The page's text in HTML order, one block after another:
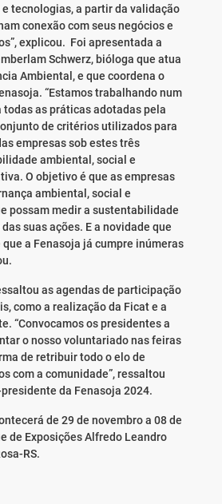
tecnologias, a partir da validação
conexão com seus negócios e
explicou. Foi apresentada a
Schwerz, bióloga que atua
Ambiental, e que coordena o
“Estamos trabalhando num
as práticas adotadas pela
de critérios utilizados para
empresas sob estes três
ambiental, social e
O objetivo é que as empresas
ambiental, social e
possam medir a sustentabilidade
suas ações. E a novidade que
a Fenasoja já cumpre inúmeras
as agendas de participação
como a realização da Ficat e a
“Convocamos os presidentes a
o nosso voluntariado nas feiras
de retribuir todo o elo de
com a comunidade”, ressaltou
da Fenasoja 2024.
de 29 de novembro a 08 de
de Exposições Alfredo Leandro
RS.